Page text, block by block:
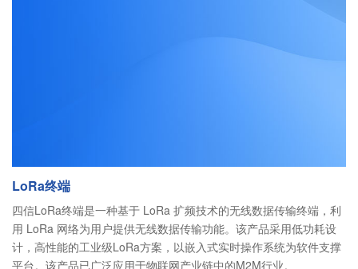
LoRa终端
四信LoRa终端是一种基于 LoRa 扩频技术的无线数据传输终端，利
用 LoRa 网络为用户提供无线数据传输功能。该产品采用低功耗设
计，高性能的工业级LoRa方案，以嵌入式实时操作系统为软件支撑
平台。该产品已广泛应用于物联网产业链中的M2M行业。